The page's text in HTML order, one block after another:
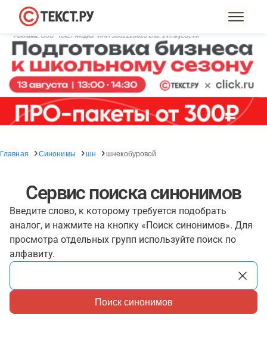
Главная Синонимы шн шнекобуровой
Сервис поиска синонимов
Введите слово, к которому требуется подобрать
аналог, и нажмите на кнопку «Поиск синонимов». Для
просмотра отдельных групп используйте поиск по
алфавиту.
Поиск синонимов